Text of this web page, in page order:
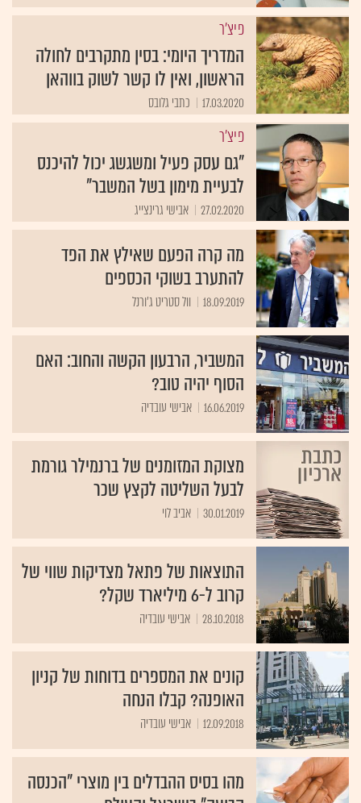
פיצ'ר
המדריך היומי: בסין מתקרבים לחולה
הראשון, ואין לו קשר לשוק בווהאן
17.03.2020 כתבי גלובס
פיצ'ר
"גם עסק פעיל ומשגשג יכול להיכנס
לבעיית מימון בשל המשבר"
27.02.2020 אבישי גרינצייג
מה קרה הפעם שאילץ את הפד
להתערב בשוקי הכספים
18.09.2019 וול סטריט ג'ורנל
המשביר, הרבעון הקשה והחוב: האם
הסוף יהיה טוב?
16.06.2019 אבישי עובדיה
מצוקת המזומנים של ברנמילר גורמת
לבעל השליטה לקצץ שכר
30.01.2019 אביב לוי
התוצאות של פתאל מצדיקות שווי של
קרוב ל-6 מיליארד שקל?
28.10.2018 אבישי עובדיה
קונים את המספרים בדוחות של קניון
האופנה? קבלו הנחה
12.09.2018 אבישי עובדיה
מהו בסיס ההבדלים בין מוצרי "הכנסה